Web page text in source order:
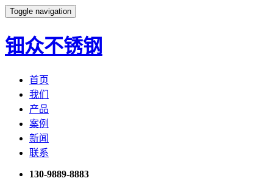
Toggle navigation
钿众不锈钢
首页
我们
产品
案例
新闻
联系
130-9889-8883